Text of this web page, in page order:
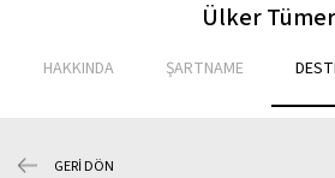
Ülker Tümer
HAKKINDA ŞARTNAME
GERİ DÖN